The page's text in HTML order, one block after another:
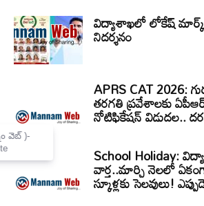
విద్యాశాఖలో లోకేష్
నిదర్శనం
APRS CAT 2026:
తరగతి ప్రవేశాలకు
నోటిఫికేషన్‌ విడుదల..
School Holiday:
వార్త..మార్చి నెలలో
స్కూళ్లకు సెలవులు!
Mannam Web (మన్నం వెబ్ )-
Telugu News Website